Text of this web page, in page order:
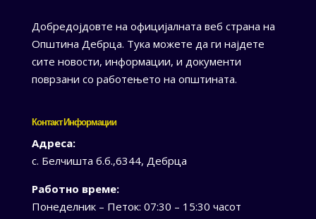
Добредојдовте на официјалната веб страна на
Општина Дебрца. Тука можете да ги најдете
сите новости, информации, и документи
поврзани со работењето на општината.
Контакт Информации
Адреса:
с. Белчишта б.б.,6344, Дебрца
Работно време:
Понеделник – Петок: 07:30 – 15:30 часот